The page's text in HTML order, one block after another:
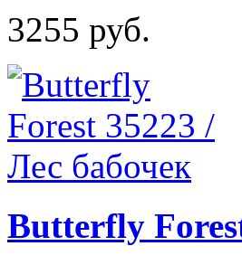
3255 руб.
Butterfly